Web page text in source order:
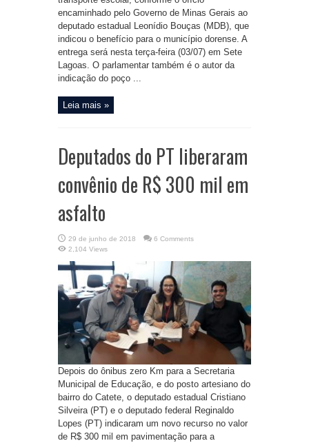
encaminhado pelo Governo de Minas Gerais ao
deputado estadual Leonídio Bouças (MDB), que
indicou o benefício para o município dorense. A
entrega será nesta terça-feira (03/07) em Sete
Lagoas. O parlamentar também é o autor da
indicação do poço ...
Leia mais »
Deputados do PT liberaram
convênio de R$ 300 mil em
asfalto
29 de junho de 2018
6 Comments
2,104 Views
Depois do ônibus zero Km para a Secretaria
Municipal de Educação, e do posto artesiano do
bairro do Catete, o deputado estadual Cristiano
Silveira (PT) e o deputado federal Reginaldo
Lopes (PT) indicaram um novo recurso no valor
de R$ 300 mil em pavimentação para a